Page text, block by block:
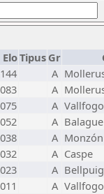
EloTipus Gr
A
A
A
A
A Monzón
A Caspe
A
A